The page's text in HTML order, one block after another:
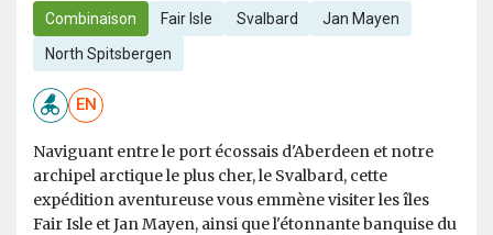
Combinaison Fair Isle Svalbard Jan Mayen
North Spitsbergen
EN
Naviguant entre le port écossais d'Aberdeen et notre
archipel arctique le plus cher, le Svalbard, cette
expédition aventureuse vous emmène visiter les îles
Fair Isle et Jan Mayen, ainsi que l'étonnante banquise du